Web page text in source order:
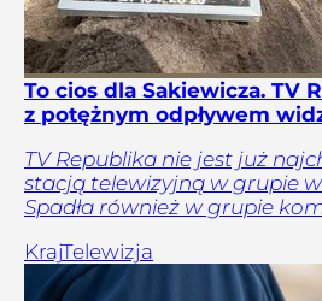
To cios dla Sakiewicza. TV
z potężnym odpływem
TV Republika nie jest już
stacją telewizyjną w grupie
Spadła również w grupie
KrajTelewizja